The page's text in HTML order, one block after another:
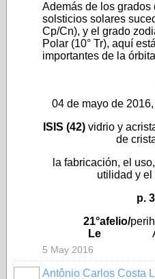
Además de los
solsticios solares
Cp/Cn), y el grado
Polar (10° Tr), aquí
importantes de la
04 de mayo de
ISIS (42) vidrio y
de
la fabricación, el
utilidad y
p.
21°afelio/
Le
5 May 2016
Antônio Carlos Costa